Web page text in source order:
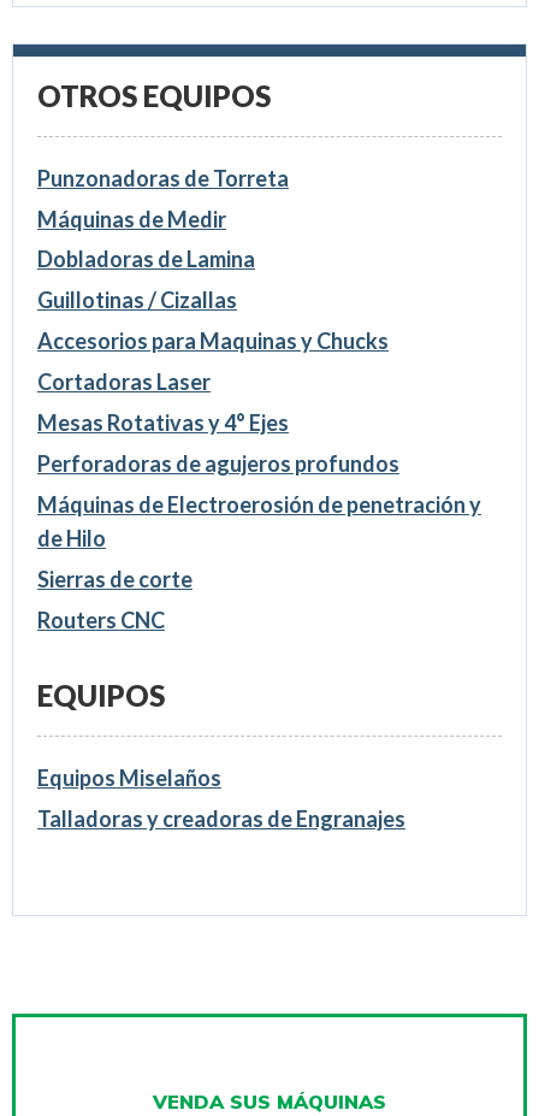
OTROS EQUIPOS
Punzonadoras de Torreta
Máquinas de Medir
Dobladoras de Lamina
Guillotinas / Cizallas
Accesorios para Maquinas y Chucks
Cortadoras Laser
Mesas Rotativas y 4° Ejes
Perforadoras de agujeros profundos
Máquinas de Electroerosión de penetración y
de Hilo
Sierras de corte
Routers CNC
EQUIPOS
Equipos Miselaños
Talladoras y creadoras de Engranajes
VENDA SUS MÁQUINAS